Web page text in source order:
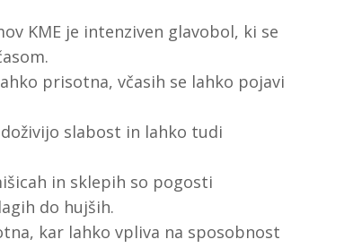
KME je intenziven glavobol, ki se
prisotna, včasih se lahko pojavi
slabost in lahko tudi
in sklepih so pogosti
do hujših.
kar lahko vpliva na sposobnost